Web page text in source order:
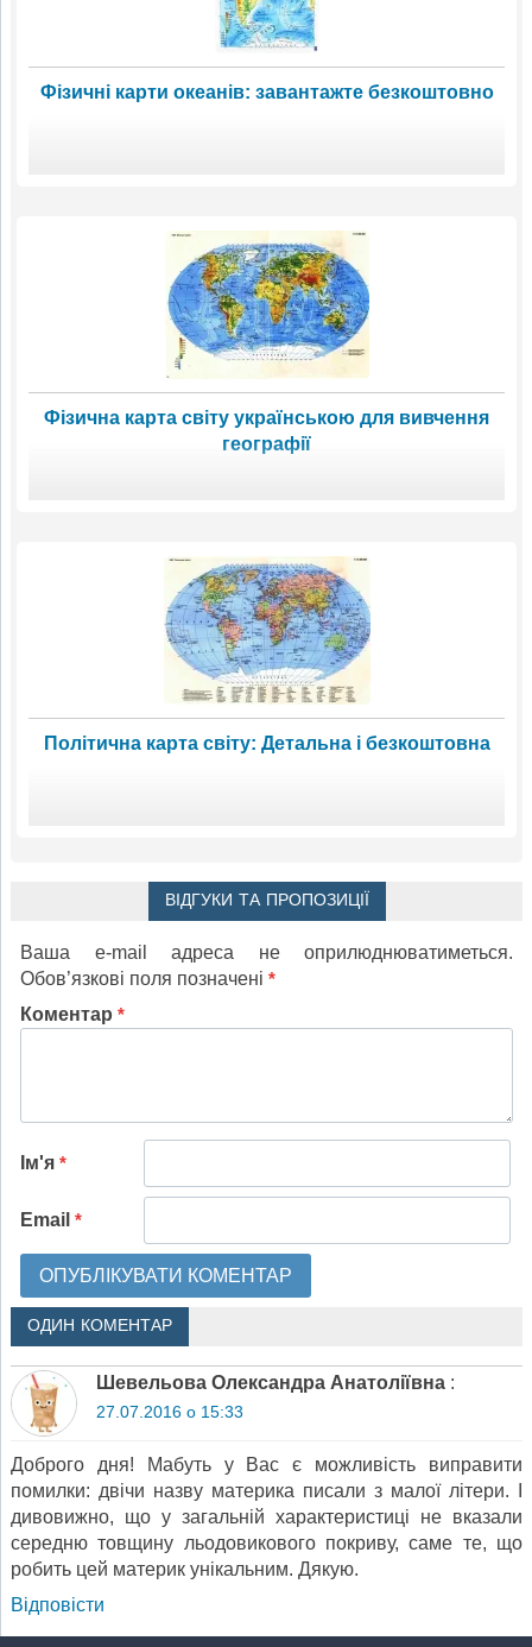
Фізичні карти океанів: завантажте безкоштовно
Фізична карта світу українською для вивчення
географії
Політична карта світу: Детальна і безкоштовна
ВІДГУКИ ТА ПРОПОЗИЦІЇ
Ваша e-mail адреса не оприлюднюватиметься.
Обов’язкові поля позначені *
Коментар *
Ім'я *
Email *
ОДИН КОМЕНТАР
Шевельова Олександра Анатоліївна :
27.07.2016 о 15:33
Доброго дня! Мабуть у Вас є можливість виправити
помилки: двічи назву материка писали з малої літери. І
дивовижно, що у загальній характеристиці не вказали
середню товщину льодовикового покриву, саме те, що
робить цей материк унікальним. Дякую.
Відповіcти